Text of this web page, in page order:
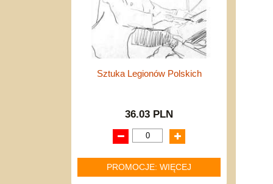
Sztuka Legionów Polskich
36.03 PLN
PROMOCJE: WIĘCEJ